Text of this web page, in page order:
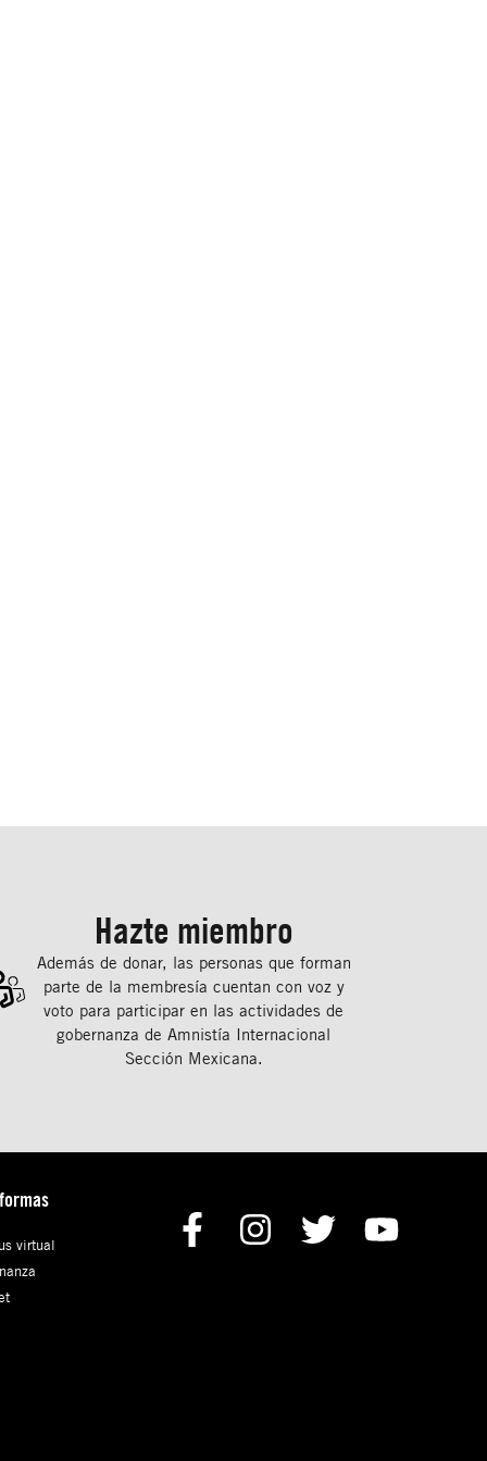
Hazte miembro
Además de donar, las personas que forman
parte de la membresía cuentan con voz y
voto para participar en las actividades de
gobernanza de Amnistía Internacional
Sección Mexicana.
virtual